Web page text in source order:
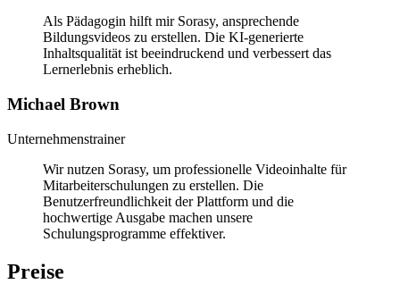
Als Pädagogin hilft mir Sorasy, ansprechende
Bildungsvideos zu erstellen. Die KI-generierte
Inhaltsqualität ist beeindruckend und verbessert das
Lernerlebnis erheblich.
Michael Brown
Unternehmenstrainer
Wir nutzen Sorasy, um professionelle Videoinhalte für
Mitarbeiterschulungen zu erstellen. Die
Benutzerfreundlichkeit der Plattform und die
hochwertige Ausgabe machen unsere
Schulungsprogramme effektiver.
Preise